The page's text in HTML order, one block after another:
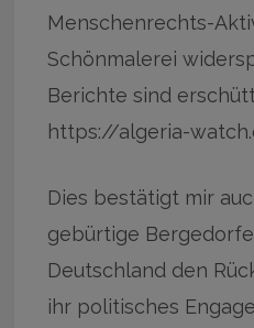
Menschenrechts-
Schönmalerei
Berichte sind
https://algeria-
Dies bestätigt mir
gebürtige
Deutschland den
ihr politisches